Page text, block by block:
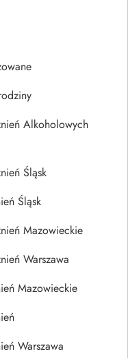
Alkoholowych
Śląsk
Śląsk
Mazowieckie
Warszawa
Mazowieckie
Warszawa